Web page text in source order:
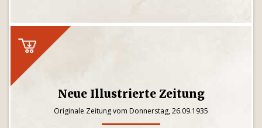
Neue Illustrierte Zeitung
Originale Zeitung vom Donnerstag, 26.09.1935